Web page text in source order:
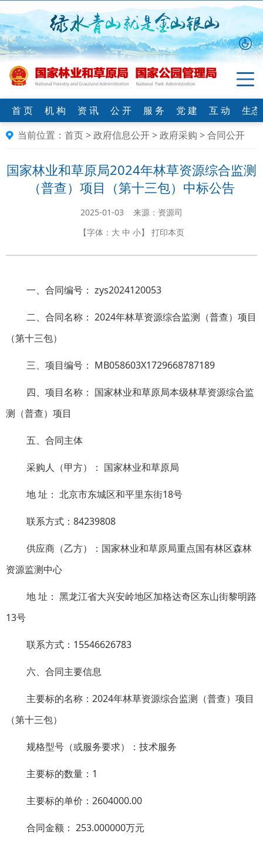
首 页 机 构 资 讯 公 开 服 务 党 建 互 动
生
当前位置： 首页>政府信息公开>政府采购 >合同公开
国家林业和草原局2024年林草资源综合监测
（普查）项目（第十三包）中标公告
2025-01-03 来源：资源司
【字体： 大 中 小】 打印本页
一、合同编号： zys2024120053
二、合同名称： 2024年林草资源综合监测（普查）项目
（第十三包）
三、项目编号： MB058603X1729668787189
四、项目名称： 国家林业和草原局本级林草资源综合监
测（普查）项目
五、合同主体
采购人（甲方）： 国家林业和草原局
地 址： 北京市东城区和平里东街18号
联系方式：84239808
供应商（乙方）：国家林业和草原局重点国有林区森林
资源监测中心
地 址： 黑龙江省大兴安岭地区加格达奇区东山街黎明路
13号
联系方式：15546626783
六、合同主要信息
主要标的名称：2024年林草资源综合监测（普查）项目
（第十三包）
规格型号（或服务要求）：技术服务
主要标的数量：1
主要标的单价：2604000.00
合同金额： 253.000000万元